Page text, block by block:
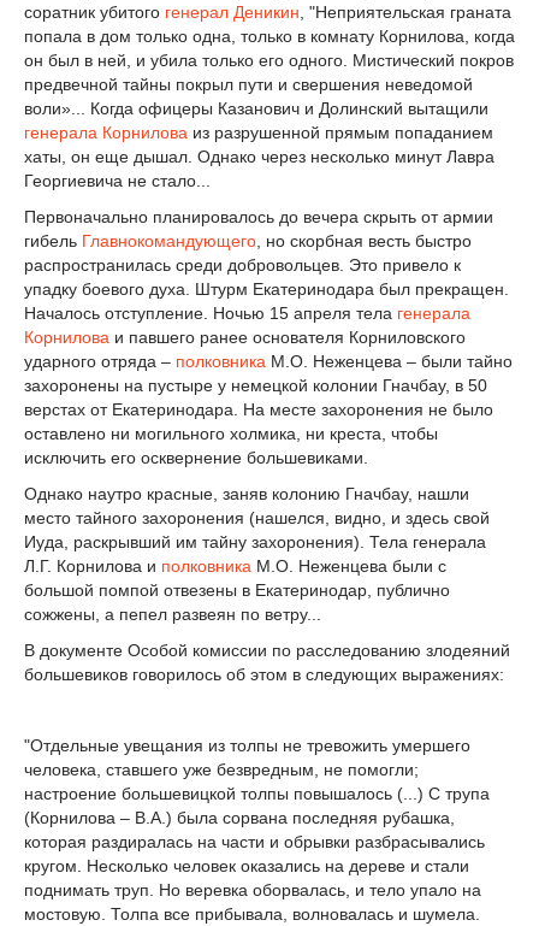
соратник убитого генерал Деникин , "Неприятельская граната
попала в дом только одна, только в комнату Корнилова, когда
он был в ней, и убила только его одного. Мистический покров
предвечной тайны покрыл пути и свершения неведомой
воли»... Когда офицеры Казанович и Долинский вытащили
генерала Корнилова из разрушенной прямым попаданием
хаты, он еще дышал. Однако через несколько минут Лавра
Георгиевича не стало...
Первоначально планировалось до вечера скрыть от армии
гибель Главнокомандующего , но скорбная весть быстро
распространилась среди добровольцев. Это привело к
упадку боевого духа. Штурм Екатеринодара был прекращен.
Началось отступление. Ночью 15 апреля тела генерала
Корнилова и павшего ранее основателя Корниловского
ударного отряда – полковника М.О. Неженцева – были тайно
захоронены на пустыре у немецкой колонии Гначбау, в 50
верстах от Екатеринодара. На месте захоронения не было
оставлено ни могильного холмика, ни креста, чтобы
исключить его осквернение большевиками.
Однако наутро красные, заняв колонию Гначбау, нашли
место тайного захоронения (нашелся, видно, и здесь свой
Иуда, раскрывший им тайну захоронения). Тела генерала
Л.Г. Корнилова и полковника М.О. Неженцева были с
большой помпой отвезены в Екатеринодар, публично
сожжены, а пепел развеян по ветру...
В документе Особой комиссии по расследованию злодеяний
большевиков говорилось об этом в следующих выражениях:
"Отдельные увещания из толпы не тревожить умершего
человека, ставшего уже безвредным, не помогли;
настроение большевицкой толпы повышалось (...) С трупа
(Корнилова – В.А.) была сорвана последняя рубашка,
которая раздиралась на части и обрывки разбрасывались
кругом. Несколько человек оказались на дереве и стали
поднимать труп. Но веревка оборвалась, и тело упало на
мостовую. Толпа все прибывала, волновалась и шумела.